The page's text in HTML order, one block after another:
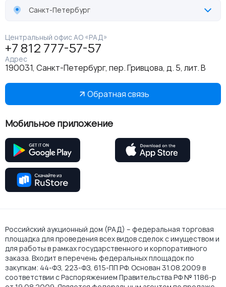
Санкт-Петербург
Центральный офис АО «РАД»
+7 812 777-57-57
Адрес
190031, Санкт-Петербург, пер. Гривцова, д. 5, лит. В
Обратная связь
Мобильное приложение
Российский аукционный дом (РАД) – федеральная торговая
площадка для проведения всех видов сделок с имуществом и
для работы в рамках государственного и корпоративного
заказа. Входит в перечень федеральных площадок по
закупкам: 44-ФЗ, 223-ФЗ, 615-ПП РФ. Основан 31.08.2009 в
соответствии с Распоряжением Правительства РФ № 1186-р